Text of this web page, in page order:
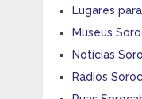
Lugares
Museus
Notícias
Rádios